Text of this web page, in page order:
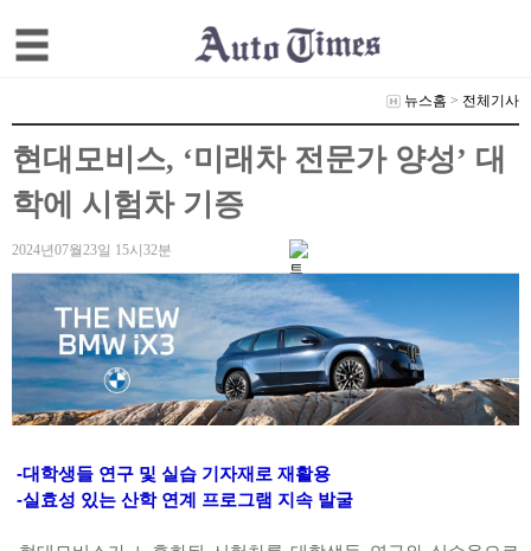
뉴스홈 > 전체기사
현대모비스, ‘미래차 전문가 양성’ 대
학에 시험차 기증
2024년07월23일 15시32분
-대학생들 연구 및 실습 기자재로 재활용
-실효성 있는 산학 연계 프로그램 지속 발굴